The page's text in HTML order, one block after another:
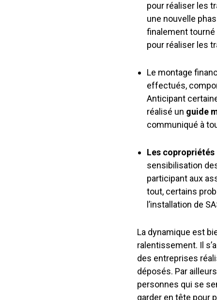
pour réaliser les
une nouvelle
finalement
pour réaliser les
Le montage
effectués,
Anticipant
réalisé un guide
communiqué à
Les
sensibilisation
participant aux
tout, certains
l’installation de
La dynamique est
ralentissement. Il
des entreprises
déposés. Par
personnes qui se
garder en tête pour